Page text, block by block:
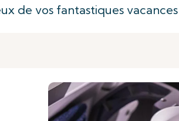
de vos fantastiques vacances